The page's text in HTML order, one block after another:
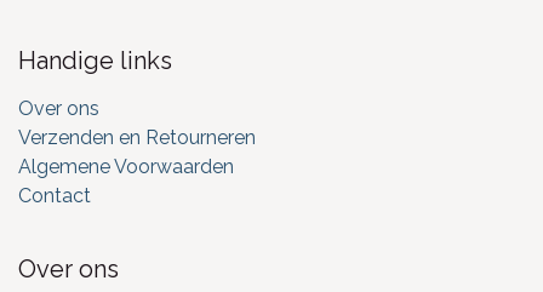
Handige links
Over ons
Verzenden en Retourneren
Algemene Voorwaarden
Contact
Over ons